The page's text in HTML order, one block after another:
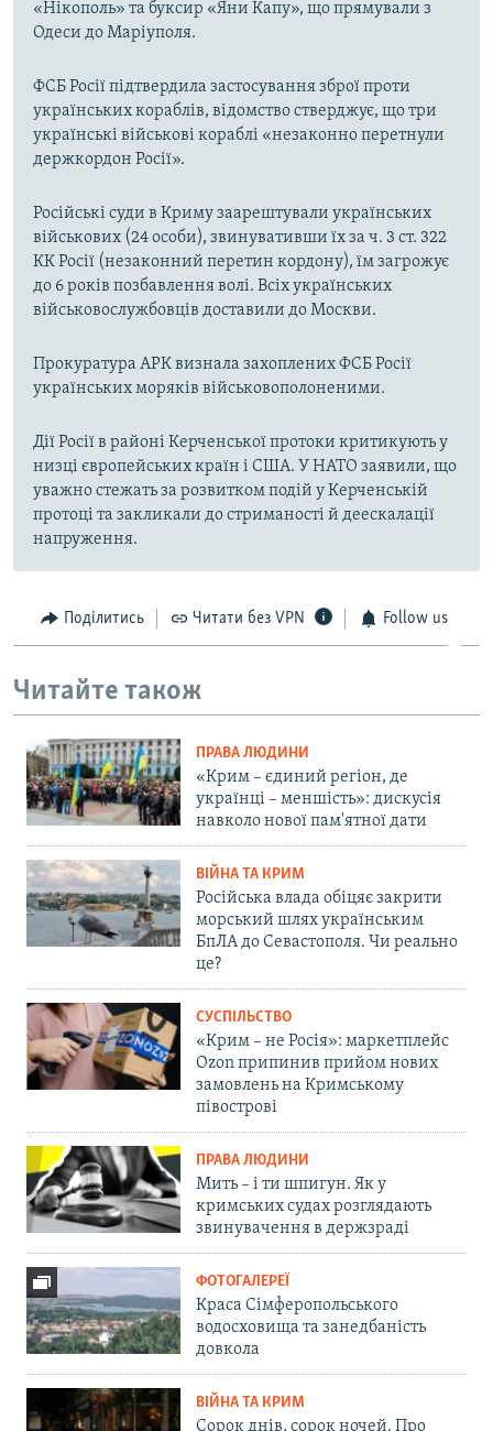
«Нікополь» та буксир «Яни Капу», що прямували з
Одеси до Маріуполя.
ФСБ Росії підтвердила застосування зброї проти
українських кораблів, відомство стверджує, що три
українські військові кораблі «незаконно перетнули
держкордон Росії».
Російські суди в Криму заарештували українських
військових (24 особи), звинувативши їх за ч. 3 ст. 322
КК Росії (незаконний перетин кордону), їм загрожує
до 6 років позбавлення волі. Всіх українських
військовослужбовців доставили до Москви.
Прокуратура АРК визнала захоплених ФСБ Росії
українських моряків військовополоненими.
Дії Росії в районі Керченської протоки критикують у
низці європейських країн і США. У НАТО заявили, що
уважно стежать за розвитком подій у Керченській
протоці та закликали до стриманості й деескалації
напруження.
Поділитись Читати без VPN Follow us
Читайте також
ПРАВА ЛЮДИНИ
«Крим – єдиний регіон, де
українці – меншість»: дискусія
навколо нової пам'ятної дати
ВІЙНА ТА КРИМ
Російська влада обіцяє закрити
морський шлях українським
БпЛА до Севастополя. Чи реально
це?
СУСПІЛЬСТВО
«Крим – не Росія»: маркетплейс
Ozon припинив прийом нових
замовлень на Кримському
півострові
ПРАВА ЛЮДИНИ
Мить – і ти шпигун. Як у
кримських судах розглядають
звинувачення в держзраді
ФОТОГАЛЕРЕЇ
Краса Сімферопольського
водосховища та занедбаність
довкола
ВІЙНА ТА КРИМ
Сорок днів, сорок ночей. Про